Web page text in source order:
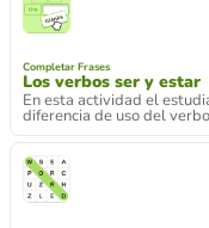
Completar Frases
Los verbos ser y estar
En esta actividad el
diferencia de uso del